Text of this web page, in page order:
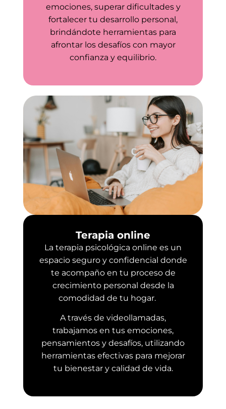
emociones, superar dificultades y
fortalecer tu desarrollo personal,
brindándote herramientas para
afrontar los desafíos con mayor
confianza y equilibrio.
Terapia online
La terapia psicológica online es un
espacio seguro y confidencial donde
te acompaño en tu proceso de
crecimiento personal desde la
comodidad de tu hogar.
A través de videollamadas,
trabajamos en tus emociones,
pensamientos y desafíos, utilizando
herramientas efectivas para mejorar
tu bienestar y calidad de vida.